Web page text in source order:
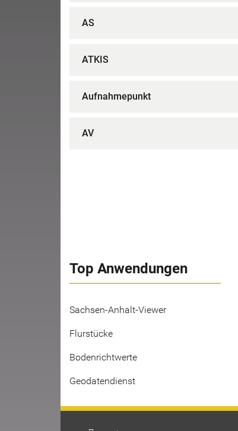
AS
ATKIS
Aufnahmepunkt
AV
Top Anwendungen
Sachsen-Anhalt-Viewer
Flurstücke
Bodenrichtwerte
Geodatendienst